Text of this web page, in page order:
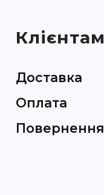
Клієнтам
Доставка
Оплата
Повернення